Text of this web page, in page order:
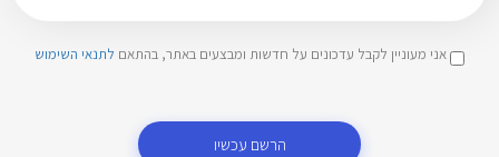
אני מעוניין לקבל עדכונים על חדשות ומבצעים באתר, בהתאם לתנאי השימוש
הרשם עכשיו